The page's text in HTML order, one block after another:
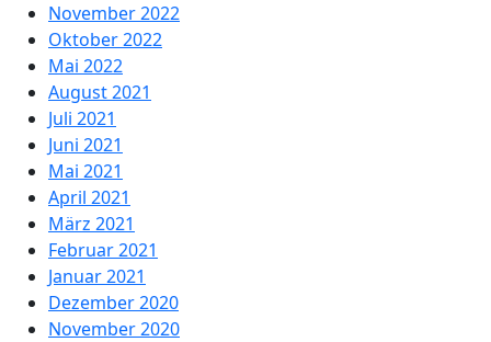
November 2022
Oktober 2022
Mai 2022
August 2021
Juli 2021
Juni 2021
Mai 2021
April 2021
März 2021
Februar 2021
Januar 2021
Dezember 2020
November 2020